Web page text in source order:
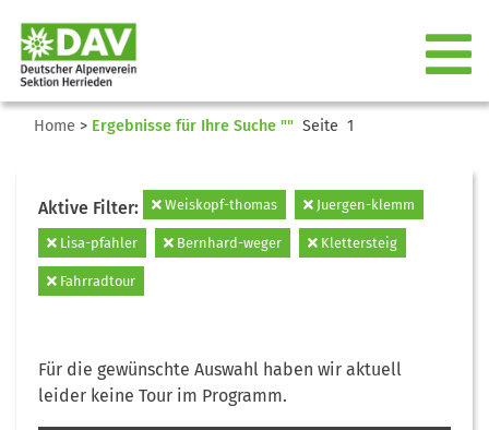
Home > Ergebnisse für Ihre Suche "" Seite 1
Aktive Filter: Weiskopf-thomas Juergen-klemm
Lisa-pfahler Bernhard-weger Klettersteig
Fahrradtour
Für die gewünschte Auswahl haben wir aktuell
leider keine Tour im Programm.